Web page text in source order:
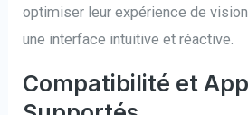
optimiser leur expérience de
une interface intuitive et réactive.
Compatibilité et